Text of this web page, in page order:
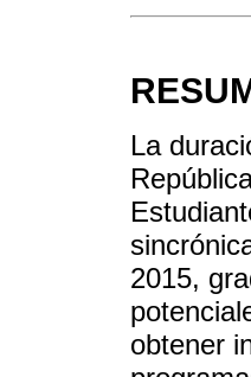
La
2015,
obtener